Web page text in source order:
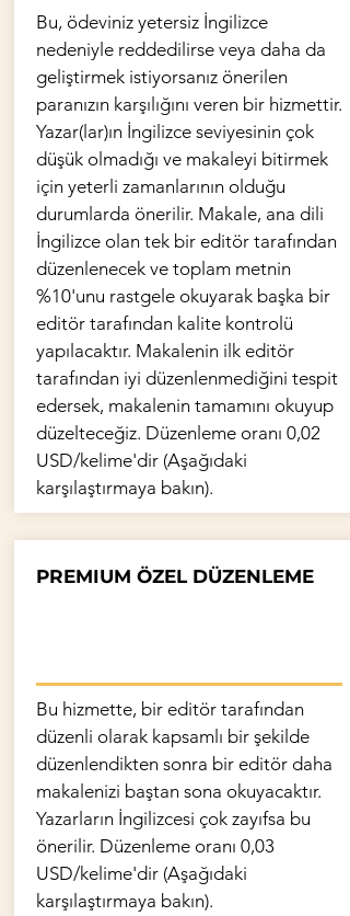
Bu, ödeviniz yetersiz İngilizce
nedeniyle reddedilirse veya daha da
geliştirmek istiyorsanız önerilen
paranızın karşılığını veren bir hizmettir.
Yazar(lar)ın İngilizce seviyesinin çok
düşük olmadığı ve makaleyi bitirmek
için yeterli zamanlarının olduğu
durumlarda önerilir. Makale, ana dili
İngilizce olan tek bir editör tarafından
düzenlenecek ve toplam metnin
%10'unu rastgele okuyarak başka bir
editör tarafından kalite kontrolü
yapılacaktır. Makalenin ilk editör
tarafından iyi düzenlenmediğini tespit
edersek, makalenin tamamını okuyup
düzelteceğiz. Düzenleme oranı 0,02
USD/kelime'dir (Aşağıdaki
karşılaştırmaya bakın).
PREMIUM ÖZEL DÜZENLEME
Bu hizmette, bir editör tarafından
düzenli olarak kapsamlı bir şekilde
düzenlendikten sonra bir editör daha
makalenizi baştan sona okuyacaktır.
Yazarların İngilizcesi çok zayıfsa bu
önerilir. Düzenleme oranı 0,03
USD/kelime'dir (Aşağıdaki
karşılaştırmaya bakın).